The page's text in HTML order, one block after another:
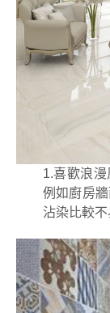
1.喜歡浪
例如廚房
沾染比較不